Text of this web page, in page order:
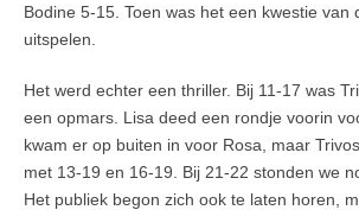
Bodine 5-15. Toen was het een kwestie van
uitspelen.
Het werd echter een thriller. Bij 11-17 was
een opmars. Lisa deed een rondje voorin
kwam er op buiten in voor Rosa, maar
met 13-19 en 16-19. Bij 21-22 stonden we
Het publiek begon zich ook te laten horen,